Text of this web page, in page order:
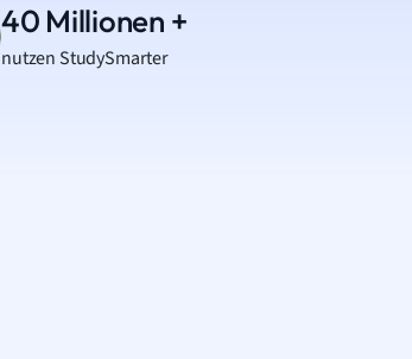
40 Millionen +
nutzen StudySmarter